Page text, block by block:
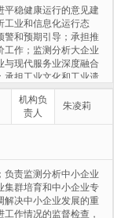
设计发展；牵头承担市
小组办公室的日常工
平稳健康运行的意见建
工业和信息化运行态
警和预期引导；承担推
工作；监测分析大企业
与现代服务业深度融合
承担工业文化和工业遗
建设；牵头负责工业和
障等应急管理工作。
机构负
责人
朱凌莉
负责监测分析中小企业
集群培育和中小企业专
解决中小企业发展的重
作情况的监督检查，